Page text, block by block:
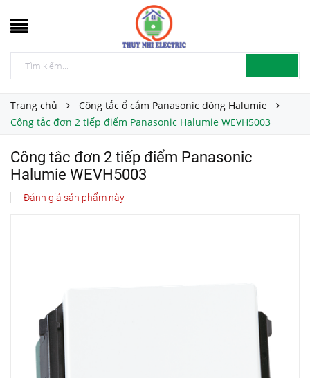
Trang chủ
Công tắc ổ cắm Panasonic dòng Halumie
Công tắc đơn 2 tiếp điểm Panasonic Halumie WEVH5003
Công tắc đơn 2 tiếp điểm Panasonic
Halumie WEVH5003
Đánh giá sản phẩm này